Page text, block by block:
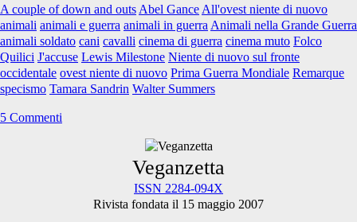
A couple of down and outs Abel Gance All'ovest niente di nuovo
animali animali e guerra animali in guerra Animali nella Grande Guerra
animali soldato cani cavalli cinema di guerra cinema muto Folco
Quilici J'accuse Lewis Milestone Niente di nuovo sul fronte
occidentale ovest niente di nuovo Prima Guerra Mondiale Remarque
specismo Tamara Sandrin Walter Summers
5 Commenti
Veganzetta
ISSN 2284-094X
Rivista fondata il 15 maggio 2007